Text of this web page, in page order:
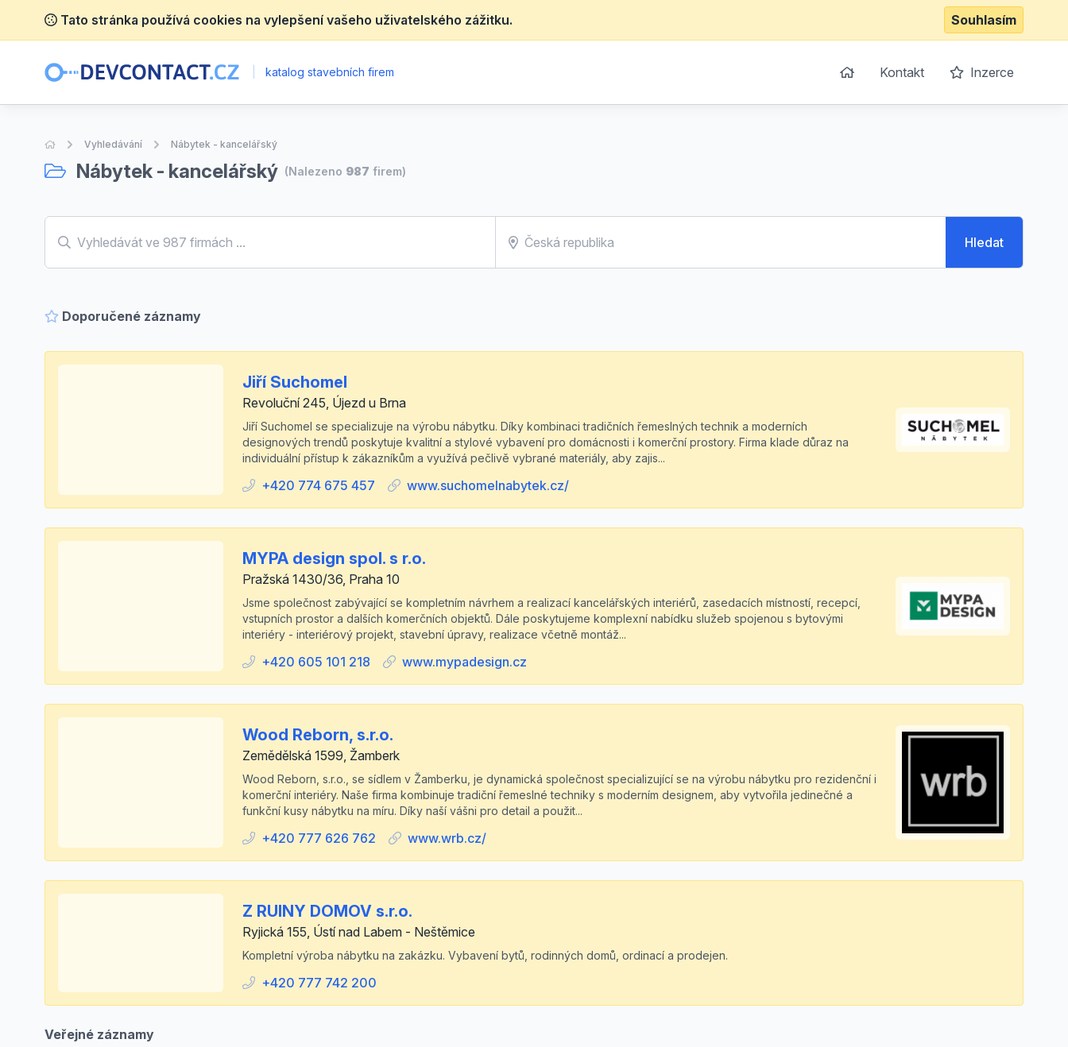
Tato stránka používá cookies na vylepšení vašeho uživatelského zážitku. Souhlasím
katalog stavebních firem Kontakt Inzerce
Úvodní stránka
Vyhledávání Nábytek - kancelářský
Nábytek - kancelářský (Nalezeno 987 firem)
Hledat
Doporučené záznamy
Jiří Suchomel
Revoluční 245, Újezd u Brna
Jiří Suchomel se specializuje na výrobu nábytku. Díky kombinaci tradičních řemeslných technik a moderních
designových trendů poskytuje kvalitní a stylové vybavení pro domácnosti i komerční prostory. Firma klade důraz na
individuální přístup k zákazníkům a využívá pečlivě vybrané materiály, aby zajis...
+420 774 675 457 www.suchomelnabytek.cz/
MYPA design spol. s r.o.
Pražská 1430/36, Praha 10
Jsme společnost zabývající se kompletním návrhem a realizací kancelářských interiérů, zasedacích místností, recepcí,
vstupních prostor a dalších komerčních objektů. Dále poskytujeme komplexní nabídku služeb spojenou s bytovými
interiéry - interiérový projekt, stavební úpravy, realizace včetně montáž...
+420 605 101 218 www.mypadesign.cz
Wood Reborn, s.r.o.
Zemědělská 1599, Žamberk
Wood Reborn, s.r.o., se sídlem v Žamberku, je dynamická společnost specializující se na výrobu nábytku pro rezidenční i
komerční interiéry. Naše firma kombinuje tradiční řemeslné techniky s moderním designem, aby vytvořila jedinečné a
funkční kusy nábytku na míru. Díky naší vášni pro detail a použit...
+420 777 626 762 www.wrb.cz/
Z RUINY DOMOV s.r.o.
Ryjická 155, Ústí nad Labem - Neštěmice
Kompletní výroba nábytku na zakázku. Vybavení bytů, rodinných domů, ordinací a prodejen.
+420 777 742 200
Veřejné záznamy